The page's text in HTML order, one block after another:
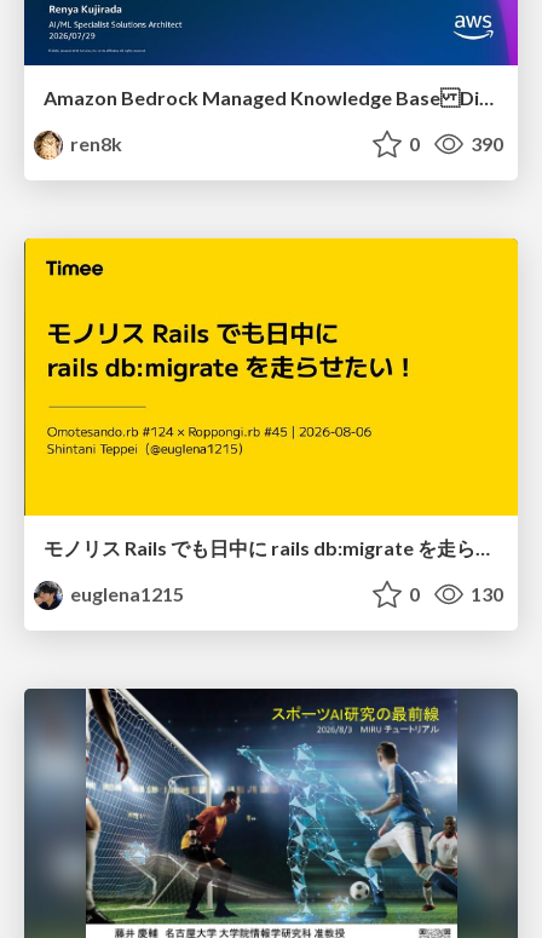
ren8k
0 390
モノリス Rails でも日中に rails db:migrate を走らせたい！ / Daytime rails db:migrate on Monolithic Rails!
euglena1215
0 130